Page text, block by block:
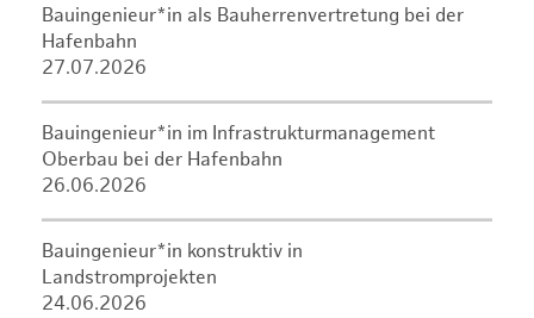
Bauingenieur*in als Bauherrenvertretung bei der
Hafenbahn
27.07.2026
Bauingenieur*in im Infrastrukturmanagement
Oberbau bei der Hafenbahn
26.06.2026
Bauingenieur*in konstruktiv in
Landstromprojekten
24.06.2026